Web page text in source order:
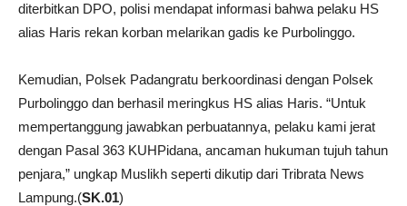
diterbitkan DPO, polisi mendapat informasi bahwa pelaku HS
alias Haris rekan korban melarikan gadis ke Purbolinggo.
Kemudian, Polsek Padangratu berkoordinasi dengan Polsek
Purbolinggo dan berhasil meringkus HS alias Haris. “Untuk
mempertanggung jawabkan perbuatannya, pelaku kami jerat
dengan Pasal 363 KUHPidana, ancaman hukuman tujuh tahun
penjara,” ungkap Muslikh seperti dikutip dari Tribrata News
Lampung.(SK.01)